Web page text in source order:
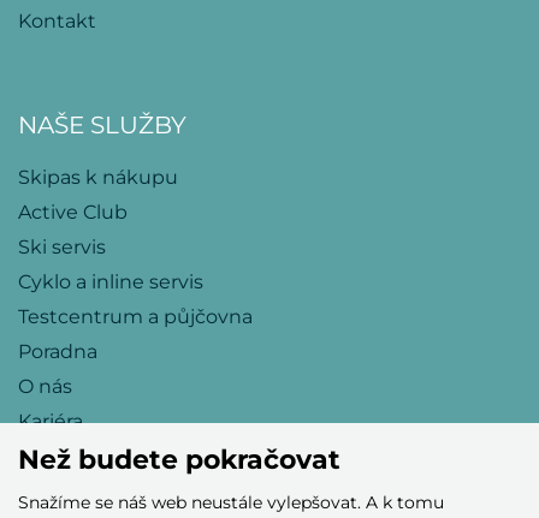
Kontakt
NAŠE SLUŽBY
Skipas k nákupu
Active Club
Ski servis
Cyklo a inline servis
Testcentrum a půjčovna
Poradna
O nás
Kariéra
Přijímáme tyto platební karty
Než budete pokračovat
Snažíme se náš web neustále vylepšovat. A k tomu